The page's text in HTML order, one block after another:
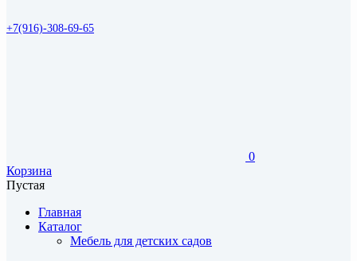
+7(916)-308-69-65
0
Корзина
Пустая
Главная
Каталог
Мебель для детских садов